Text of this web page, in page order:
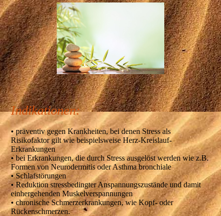
Indikationen:
• präventiv gegen Krankheiten, bei denen Stress als
Risikofaktor gilt wie beispielsweise Herz-Kreislauf-
Erkrankungen
• bei Erkrankungen, die durch Stress ausgelöst werden wie z.B.
Formen von Neurodermitis oder Asthma bronchiale
• Schlafstörungen
• Reduktion stressbedingter Anspannungszustände und damit
einhergehenden Muskelverspannungen
• chronische Schmerzerkrankungen, wie Kopf- oder
Rückenschmerzen.